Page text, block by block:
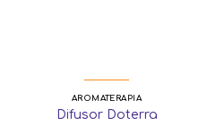
AROMATERAPIA
Difusor Doterra